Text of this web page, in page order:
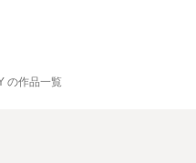
の作品一覧